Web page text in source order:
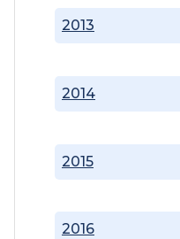
2013
2014
2015
2016